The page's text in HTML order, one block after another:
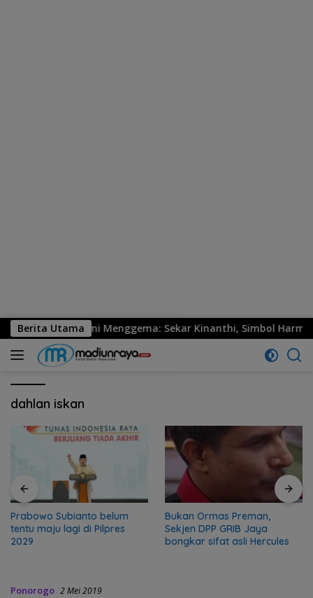
Berita Utama
Ponorogo Resmi Menggema: Sekar Kinanthi, Simbol Harmoni
dahlan iskan
Prabowo Subianto belum
tentu maju lagi di Pilpres
2029
Bukan Ormas Preman,
Sekjen DPP GRIB Jaya
bongkar sifat asli Hercules
Ponorogo 2 Mei 2019